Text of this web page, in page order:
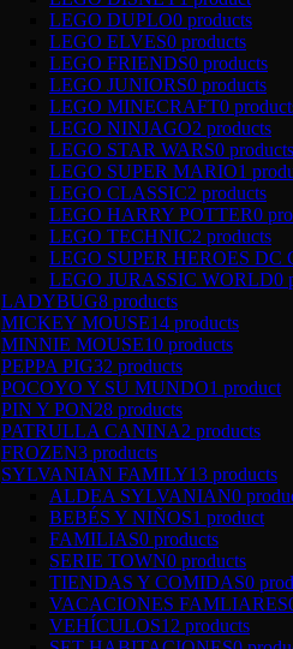
LEGO DUPLO0 products
LEGO ELVES0 products
LEGO FRIENDS0 products
LEGO JUNIORS0 products
LEGO MINECRAFT0
LEGO NINJAGO2 products
LEGO STAR WARS0 products
LEGO SUPER MARIO1
LEGO CLASSIC2 products
LEGO HARRY POTTER0
LEGO TECHNIC2 products
LEGO SUPER HEROES DC
LEGO JURASSIC WORLD0
LADYBUG8 products
MICKEY MOUSE14 products
MINNIE MOUSE10 products
PEPPA PIG32 products
POCOYO Y SU MUNDO1 product
PIN Y PON28 products
PATRULLA CANINA2 products
FROZEN3 products
SYLVANIAN FAMILY13 products
ALDEA SYLVANIAN0
BEBÉS Y NIÑOS1 product
FAMILIAS0 products
SERIE TOWN0 products
TIENDAS Y COMIDAS0
VACACIONES FAMLIARES
VEHÍCULOS12 products